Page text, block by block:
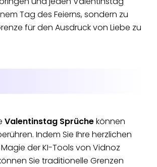
Tag des Feierns, sondern zu
für den Ausdruck von Liebe zu
Valentinstag Sprüchekönnen
Indem Sie Ihre herzlichen
der KI-Tools von Vidnoz
Sie traditionelle Grenzen